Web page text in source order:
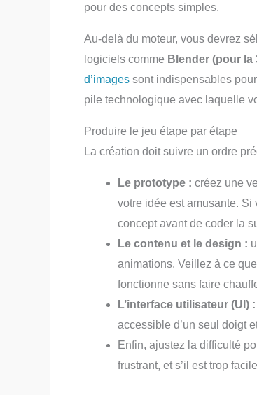
pour des concepts simples.
Au-delà du moteur, vous devrez
logiciels comme Blender (pour la
d’images sont indispensables
pile technologique avec laquelle
Produire le jeu étape par étape
La création doit suivre un ordre
Le prototype : créez une
votre idée est amusante.
concept avant de coder la
Le contenu et le design :
animations. Veillez à ce
fonctionne sans faire
L’interface utilisateur (UI) :
accessible d’un seul doigt
Enfin, ajustez la difficulté
frustrant, et s’il est trop